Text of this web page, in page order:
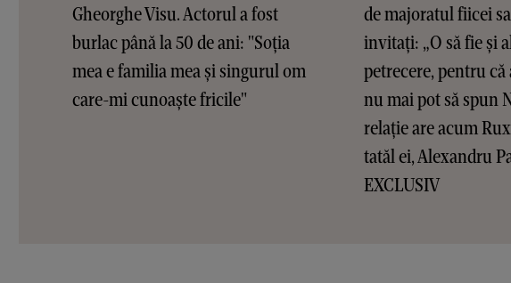
Gheorghe Visu. Actorul a fost
burlac până la 50 de ani: "Soția
mea e familia mea și singurul om
care-mi cunoaște fricile"
de majoratul fiicei
invitați: „O să fie și
petrecere, pentru că
nu mai pot să spun
relație are acum
tatăl ei, Alexandru
EXCLUSIV